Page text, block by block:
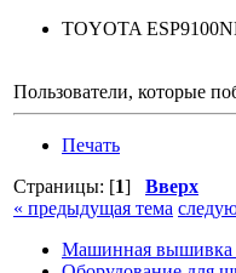
TOYOTA
Пользователи, которые
Печать
Страницы: [1] Вверх
« предыдущая тема
Машинная вышивка